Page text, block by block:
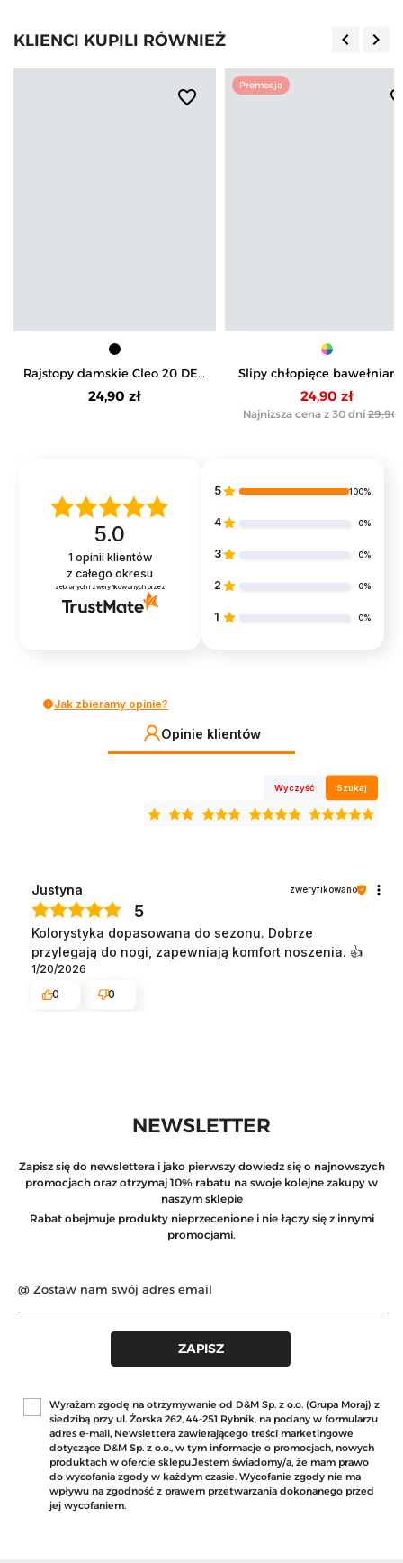
KLIENCI KUPILI RÓWNIEŻ keyboard_arrow_left keyboard_arrow_right
favorite_border
Rajstopy damskie Cleo 20 DEN
w grochy
24,90 zł
Promocja
Slipy chłopięce
elastanem 3-pak
24,90 zł
Najniższa cena z 30 dni 29,90
5.0
1 opinii klientów
z całego okresu
zebranych i zweryfikowanych przez
5 100%
4 0%
3 0%
2 0%
1 0%
Jak zbieramy opinie?
Opinie klientów
Wyczyść Szukaj
Justyna zweryfikowano
5
Kolorystyka dopasowana do sezonu. Dobrze
przylegają do nogi, zapewniają komfort noszenia. 👍️
1/20/2026
0
0
NEWSLETTER
Zapisz się do newslettera i jako pierwszy dowiedz się o najnowszych
promocjach oraz otrzymaj 10% rabatu na swoje kolejne zakupy w
naszym sklepie
Rabat obejmuje produkty nieprzecenione i nie łączy się z innymi
promocjami.
Wyrażam zgodę na otrzymywanie od D&M Sp. z o.o. (Grupa Moraj) z
siedzibą przy ul. Żorska 262, 44-251 Rybnik, na podany w formularzu
adres e-mail, Newslettera zawierającego treści marketingowe
dotyczące D&M Sp. z o.o., w tym informacje o promocjach, nowych
produktach w ofercie sklepu.Jestem świadomy/a, że mam prawo
do wycofania zgody w każdym czasie. Wycofanie zgody nie ma
wpływu na zgodność z prawem przetwarzania dokonanego przed
jej wycofaniem.